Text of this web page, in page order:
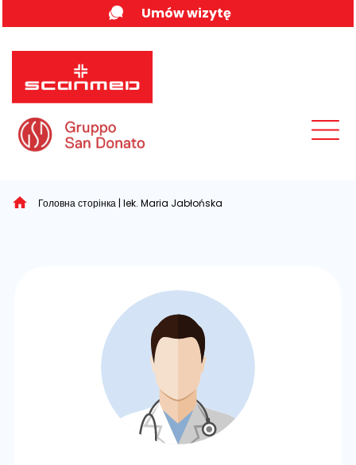
to
content
Umów wizytę
Головна сторінка | lek. Maria Jabłońska